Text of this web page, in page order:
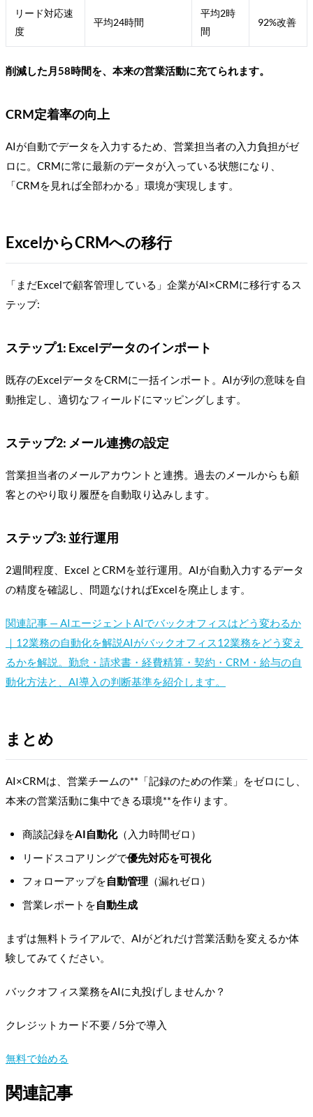
リード対応速
度
平均24時間
平均2時
間
92%改善
削減した月58時間を、本来の営業活動に充てられます。
CRM定着率の向上
AIが自動でデータを入力するため、営業担当者の入力負担がゼ
ロに。CRMに常に最新のデータが入っている状態になり、
「CRMを見れば全部わかる」環境が実現します。
ExcelからCRMへの移行
「まだExcelで顧客管理している」企業がAI×CRMに移行するス
テップ:
ステップ1: Excelデータのインポート
既存のExcelデータをCRMに一括インポート。AIが列の意味を自
動推定し、適切なフィールドにマッピングします。
ステップ2: メール連携の設定
営業担当者のメールアカウントと連携。過去のメールからも顧
客とのやり取り履歴を自動取り込みします。
ステップ3: 並行運用
2週間程度、Excel とCRMを並行運用。AIが自動入力するデータ
の精度を確認し、問題なければExcelを廃止します。
関連記事 —AIエージェントAIでバックオフィスはどう変わるか
｜12業務の自動化を解説AIがバックオフィス12業務をどう変え
るかを解説。勤怠・請求書・経費精算・契約・CRM・給与の自
動化方法と、AI導入の判断基準を紹介します。
まとめ
AI×CRMは、営業チームの**「記録のための作業」をゼロにし、
本来の営業活動に集中できる環境**を作ります。
商談記録をAI自動化（入力時間ゼロ）
リードスコアリングで優先対応を可視化
フォローアップを自動管理 （漏れゼロ）
営業レポートを自動生成
まずは無料トライアルで、AIがどれだけ営業活動を変えるか体
験してみてください。
バックオフィス業務をAIに丸投げしませんか？
クレジットカード不要 / 5分で導入
無料で始める
関連記事